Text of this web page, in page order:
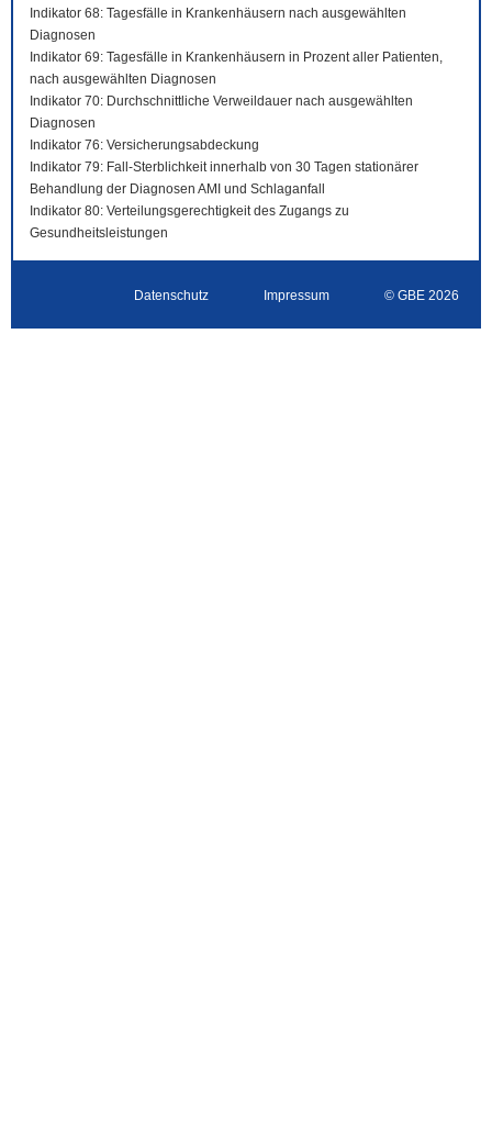
Indikator 68: Tagesfälle in Krankenhäusern nach ausgewählten
Diagnosen
Indikator 69: Tagesfälle in Krankenhäusern in Prozent aller Patienten,
nach ausgewählten Diagnosen
Indikator 70: Durchschnittliche Verweildauer nach ausgewählten
Diagnosen
Indikator 76: Versicherungsabdeckung
Indikator 79: Fall-Sterblichkeit innerhalb von 30 Tagen stationärer
Behandlung der Diagnosen AMI und Schlaganfall
Indikator 80: Verteilungsgerechtigkeit des Zugangs zu
Gesundheitsleistungen
Datenschutz Impressum © GBE 2026